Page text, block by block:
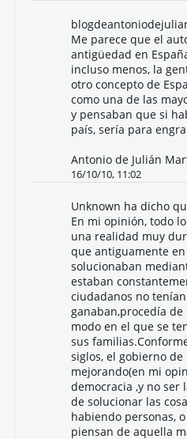
Me parece que el
antigüedad en
incluso menos, la
otro concepto de
como una de las
y pensaban que si
país, sería para
Antonio de Julián
16/10/10, 11:02
Unknown ha dicho
En mi opinión, todo
una realidad muy
que antiguamente
solucionaban
estaban
ciudadanos no
ganaban,procedía de
modo en el que se
sus
siglos, el gobierno de
mejorando(en mi
democracia ,y no ser
de solucionar las
habiendo personas,
piensan de aquella